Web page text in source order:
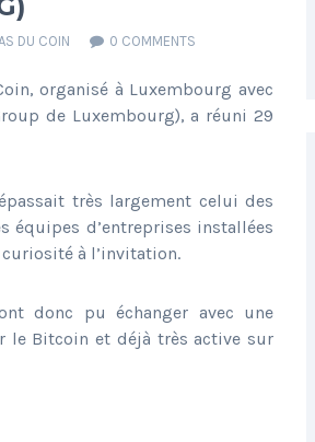
DU COIN 0 COMMENTS
organisé à Luxembourg avec
de Luxembourg), a réuni 29
très largement celui des
équipes d’entreprises installées
à l’invitation.
donc pu échanger avec une
le Bitcoin et déjà très active sur